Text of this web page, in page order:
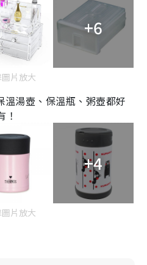
+6
片放大
溫湯壺、保溫瓶、粥壺都好
+4
片放大